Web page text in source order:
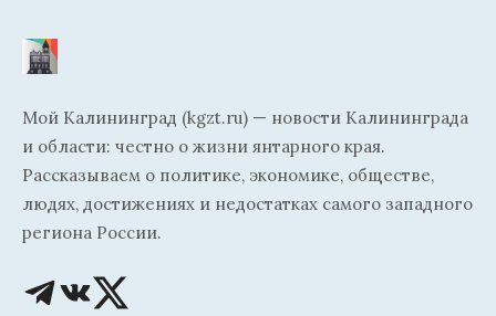
Мой Калининград (kgzt.ru) — новости Калининграда
и области: честно о жизни янтарного края.
Рассказываем о политике, экономике, обществе,
людях, достижениях и недостатках самого западного
региона России.